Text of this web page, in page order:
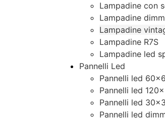
Lampadine con
Lampadine
Lampadine
Lampadine R7S
Lampadine led
Pannelli Led
Pannelli led
Pannelli led
Pannelli led
Pannelli led